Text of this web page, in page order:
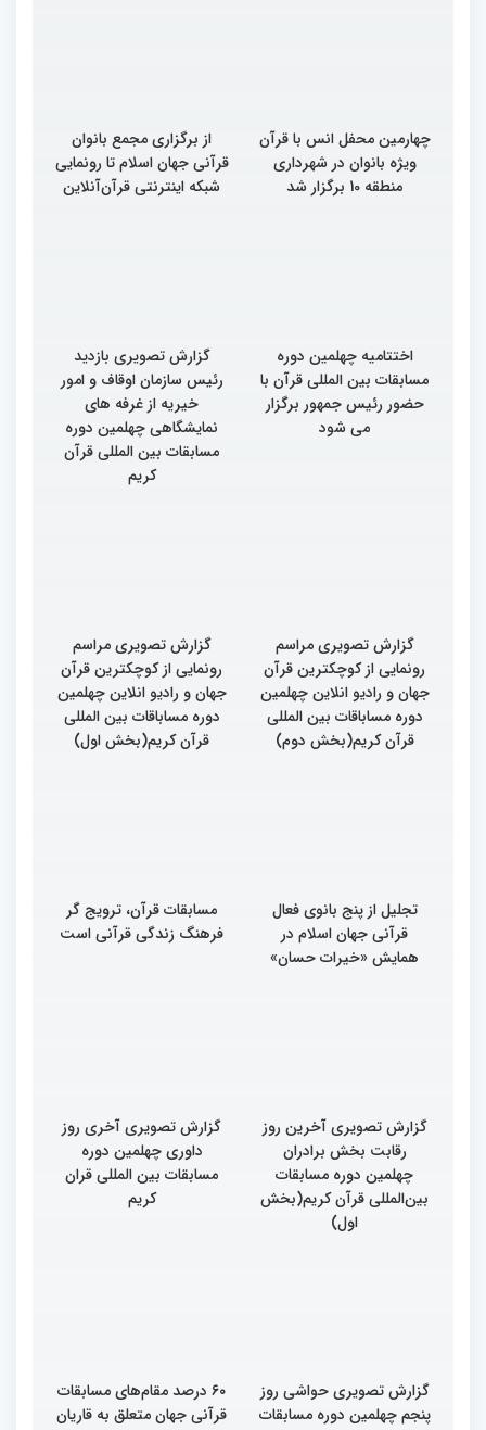
چهارمین محفل انس با قرآن
ویژه بانوان در شهرداری
منطقه 10 برگزار شد
از برگزاری مجمع بانوان
قرآنی جهان اسلام تا رونمایی
شبکه اینترنتی قرآن‌آنلاین
اختتامیه چهلمین دوره
مسابقات بین المللی قرآن با
حضور رئیس جمهور برگزار
می شود
گزارش تصویری بازدید
رئیس سازمان اوقاف و امور
خیریه از غرفه های
نمایشگاهی چهلمین دوره
مسابقات بین المللی قرآن
کریم
گزارش تصویری مراسم
رونمایی از کوچکترین قرآن
جهان و رادیو انلاین چهلمین
دوره مساباقات بین المللی
قرآن کریم(بخش دوم)
گزارش تصویری مراسم
رونمایی از کوچکترین قرآن
جهان و رادیو انلاین چهلمین
دوره مساباقات بین المللی
قرآن کریم(بخش اول)
تجلیل از پنج بانوی فعال
قرآنی جهان اسلام در
همایش «خیرات حسان»
مسابقات قرآن، ترویج گر
فرهنگ زندگی قرآنی است
گزارش تصویری آخرین روز
رقابت بخش برادران
چهلمین دوره مسابقات
بین‌المللی قرآن کریم(بخش
اول)
گزارش تصویری آخری روز
داوری چهلمین دوره
مسابقات بین المللی قران
کریم
گزارش تصویری حواشی روز
پنجم چهلمین دوره مسابقات
۶۰ درصد مقام‌های مسابقات
قرآنی جهان متعلق به قاریان